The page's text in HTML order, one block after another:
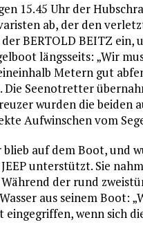
15.45 Uhr der
ab, der den
BERTOLD BEITZ ein,
längsseits: „Wir
Metern gut
Seenotretter
wurden die beiden
Aufwinschen vom
blieb auf dem Boot, und
unterstützt. Sie
der rund
aus seinem Boot:
wenn sich